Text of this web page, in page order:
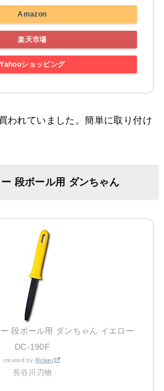
Amazon
楽天市場
Yahooショッピング
われていました。簡単に取り付け
段ボール用 ダンちゃん
段ボール用 ダンちゃん イエロー
DC-190F
created byRinker
長谷川刃物